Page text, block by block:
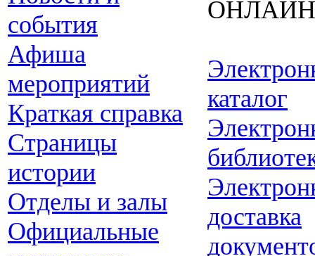
события
Афиша
мероприятий
Краткая справка
Страницы
истории
Отделы и залы
Официальные
ОНЛАЙН
каталог
доставка